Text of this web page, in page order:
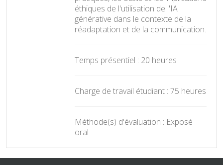
éthiques de l'utilisation de l'IA
générative dans le contexte de la
réadaptation et de la communication.
Temps présentiel : 20 heures
Charge de travail étudiant : 75 heures
Méthode(s) d'évaluation : Exposé
oral